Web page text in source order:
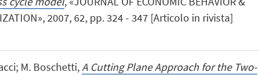
2007, 62, pp. 324 - 347 [Articolo in rivista]
M. Boschetti,A Cutting Plane Approach for the Two-